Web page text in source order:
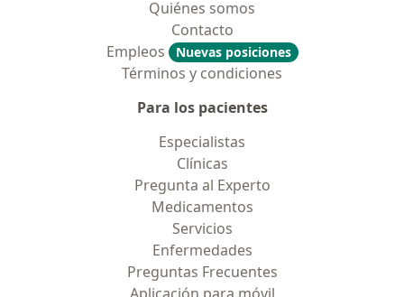
Quiénes somos
Contacto
Empleos
Nuevas posiciones
Términos y condiciones
Para los pacientes
Especialistas
Clínicas
Pregunta al Experto
Medicamentos
Servicios
Enfermedades
Preguntas Frecuentes